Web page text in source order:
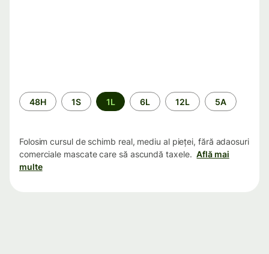
Perioada
48H 1S 1L 6L 12L 5A
Folosim cursul de schimb real, mediu al pieței, fără adaosuri
comerciale mascate care să ascundă taxele. Află mai
multe